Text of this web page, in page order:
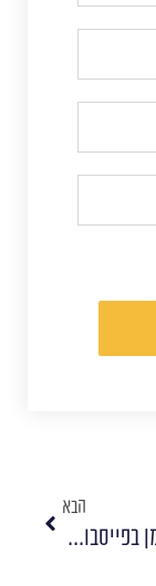
הבא
קמפיין מתוזמן בפייסבוק – עם מטרת מעורבות